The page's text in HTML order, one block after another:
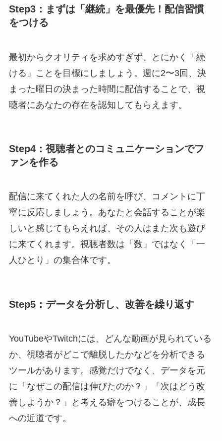
Step3：まずは「継続」を最優先！配信習慣
をつける
最初からクオリティを求めすぎず、とにかく「続
ける」ことを目標にしましょう。週に2〜3回、決
まった曜日の決まった時間に配信することで、視
聴者にあなたの存在を認知してもらえます。
Step4：視聴者とのコミュニケーションでフ
ァンを作る
配信に来てくれた人の名前を呼び、コメントに丁
寧に反応しましょう。あなたと会話することが楽
しいと感じてもらえれば、その人はまた次も遊び
に来てくれます。視聴者数は「数」ではなく「一
人ひとり」の集合体です。
Step5：データを分析し、改善を繰り返す
YouTubeやTwitchには、どんな動画が見られている
か、視聴者がどこで離脱したかなどを分析できる
ツールがあります。感覚だけでなく、データを元
に「なぜこの配信は伸びたのか？」「次はどう改
善しようか？」と考える癖をつけることが、成長
への近道です。